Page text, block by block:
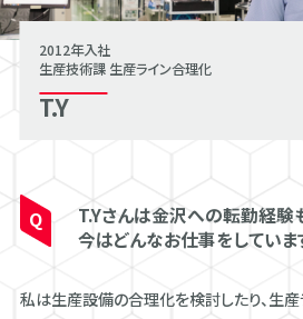
2012年⼊社
生産技術課 生産ライン合理化
T.Y
T.Yさんは金沢への転勤経験
今はどんなお仕事をしていま
私は生産設備の合理化を検討したり、生産